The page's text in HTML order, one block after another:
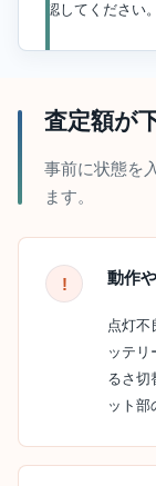
認してください。
査定額が
事前に状態を
ます。
動作
点灯不
ッテリ
るさ切
ット部